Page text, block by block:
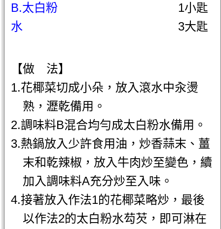
B.太白粉
1小匙
水
3大匙
【做 法】
1.花椰菜切成小朵，放入滾水中汆燙
熟，瀝乾備用。
2.調味料B混合均勻成太白粉水備用。
3.熱鍋放入少許食用油，炒香蒜末、薑
末和乾辣椒，放入牛肉炒至變色，續
加入調味料A充分炒至入味。
4.接著放入作法1的花椰菜略炒，最後
以作法2的太白粉水芶芡，即可淋在